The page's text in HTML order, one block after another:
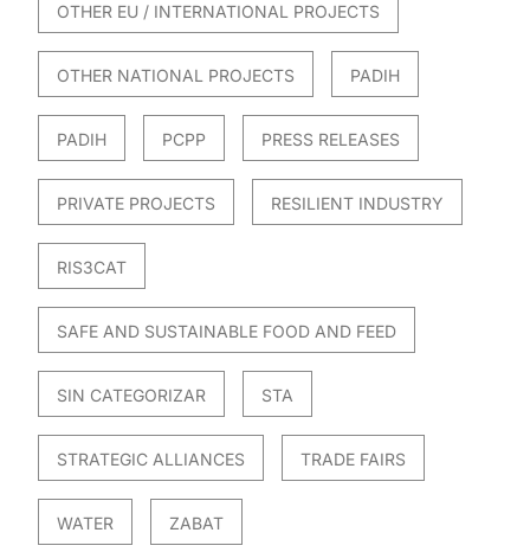
OTHER EU / INTERNATIONAL PROJECTS
OTHER NATIONAL PROJECTS PADIH
PADIH PCPP PRESS RELEASES
PRIVATE PROJECTS RESILIENT INDUSTRY
RIS3CAT
SAFE AND SUSTAINABLE FOOD AND FEED
SIN CATEGORIZAR STA
STRATEGIC ALLIANCES TRADE FAIRS
WATER ZABAT